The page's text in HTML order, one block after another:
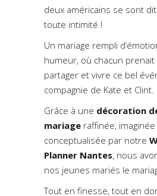
deux américains se sont dit
toute intimité !
Un mariage rempli
humeur, où chacun prenait
partager et vivre ce bel
compagnie de Kate et Clint.
Grâce à une décoration
mariage raffinée,
conceptualisée par notre
Planner Nantes, nous
nos jeunes mariés le
Tout en finesse, tout en